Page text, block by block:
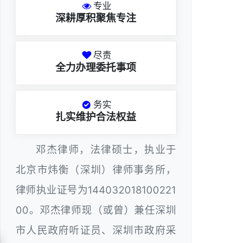
专业
深耕厚积聚焦专注
尽责
全力办理委托事项
务实
扎实维护合法权益
邓杰律师，法律硕士，执业于
北京市炜衡（深圳）律师事务所，
律师执业证号为144032018100221
00。邓杰律师现（或曾）兼任深圳
市人民政府听证员、深圳市政府采